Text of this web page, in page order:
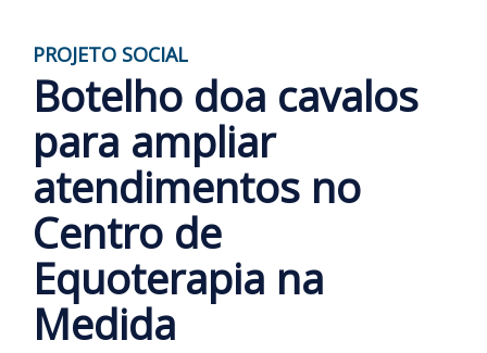
PROJETO SOCIAL
Botelho doa cavalos
para ampliar
atendimentos no
Centro de
Equoterapia na
Medida